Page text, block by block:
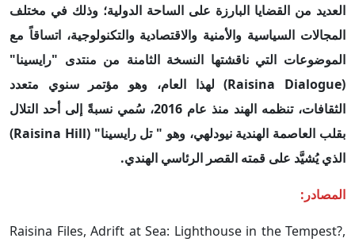
العديد من القضايا البارزة على الساحة الدولية؛ وذلك في مختلف
المجالات السياسية والأمنية والاقتصادية والتكنولوجية، اتساقاً مع
الموضوعات التي ناقشتها النسخة الثامنة من منتدى "رايسينا"
(
Raisina Dialogue) لهذا العام، وهو مؤتمر سنوي متعدد
الثقافات، تنظمه الهند منذ عام 2016، سُمي نسبةً إلى أحد التلال
بقلب العاصمة الهندية نيودلهي، وهو " تل رايسينا" (Raisina Hill
)
الذي يُشيَّد على قمته القصر الرئاسي الهندي.
المصادر:
Raisina Files, Adrift at Sea: Lighthouse in the Tempest?,